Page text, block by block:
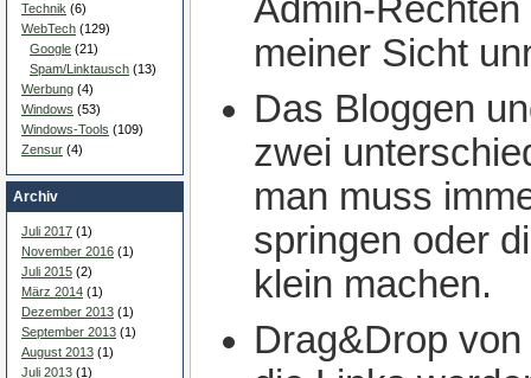
Technik (6)
WebTech (129)
Google (21)
Spam/Linktausch (13)
Werbung (4)
Windows (53)
Windows-Tools (109)
Zensur (4)
Archiv
Juli 2017 (1)
November 2016 (1)
Juli 2015 (2)
März 2014 (1)
Dezember 2013 (1)
September 2013 (1)
August 2013 (1)
Juli 2013 (1)
Admin-
meiner Sicht
Das Bloggen
zwei
man muss
springen oder
klein machen.
Drag&Drop